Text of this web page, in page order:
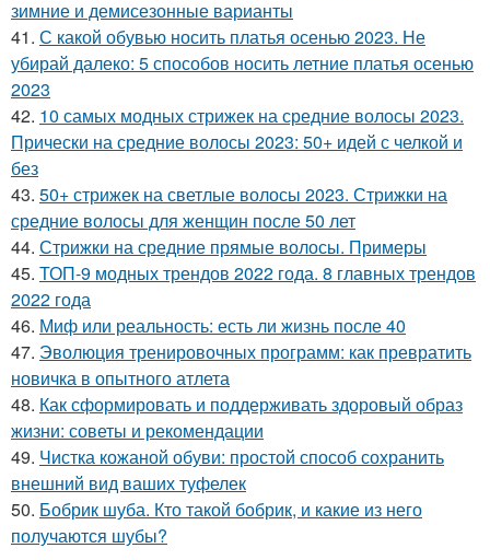
зимние и демисезонные варианты
41. С какой обувью носить платья осенью 2023. Не
убирай далеко: 5 способов носить летние платья осенью
2023
42. 10 самых модных стрижек на средние волосы 2023.
Прически на средние волосы 2023: 50+ идей с челкой и
без
43. 50+ стрижек на светлые волосы 2023. Стрижки на
средние волосы для женщин после 50 лет
44. Стрижки на средние прямые волосы. Примеры
45. ТОП-9 модных трендов 2022 года. 8 главных трендов
2022 года
46. Миф или реальность: есть ли жизнь после 40
47. Эволюция тренировочных программ: как превратить
новичка в опытного атлета
48. Как сформировать и поддерживать здоровый образ
жизни: советы и рекомендации
49. Чистка кожаной обуви: простой способ сохранить
внешний вид ваших туфелек
50. Бобрик шуба. Кто такой бобрик, и какие из него
получаются шубы?